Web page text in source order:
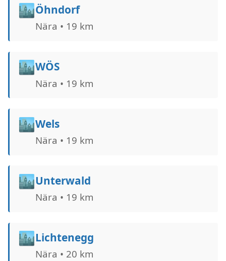
🏙️Öhndorf
Nära • 19 km
🏙️WÖS
Nära • 19 km
🏙️Wels
Nära • 19 km
🏙️Unterwald
Nära • 19 km
🏙️Lichtenegg
Nära • 20 km